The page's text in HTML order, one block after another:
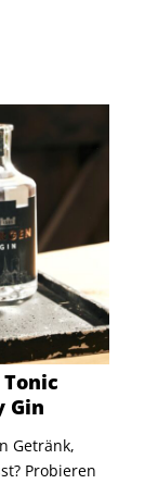
Gin
Getränk,
Probieren